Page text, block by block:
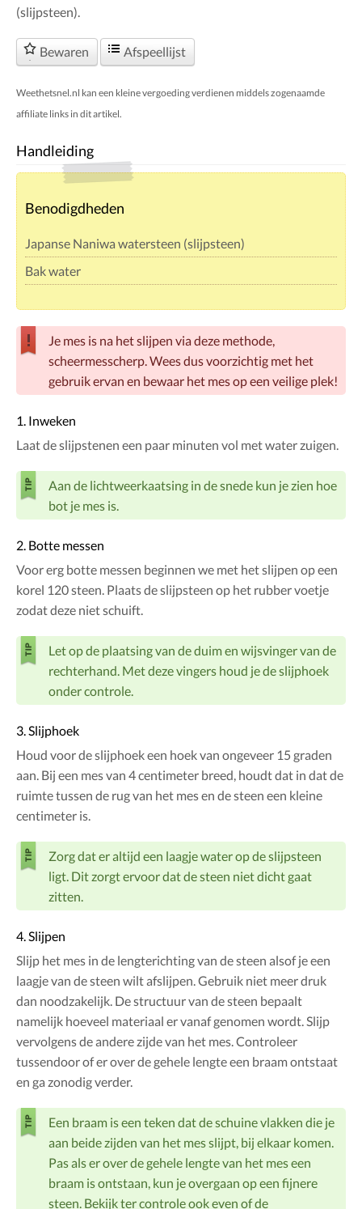
(slijpsteen).
Bewaren Afspeellijst
Weethetsnel.nl kan een kleine vergoeding verdienen middels zogenaamde
affiliate links in dit artikel.
Handleiding
Benodigdheden
Japanse Naniwa watersteen (slijpsteen)
Bak water
Je mes is na het slijpen via deze methode,
scheermesscherp. Wees dus voorzichtig met het
gebruik ervan en bewaar het mes op een veilige plek!
1. Inweken
Laat de slijpstenen een paar minuten vol met water zuigen.
Aan de lichtweerkaatsing in de snede kun je zien hoe
bot je mes is.
2. Botte messen
Voor erg botte messen beginnen we met het slijpen op een
korel 120 steen. Plaats de slijpsteen op het rubber voetje
zodat deze niet schuift.
Let op de plaatsing van de duim en wijsvinger van de
rechterhand. Met deze vingers houd je de slijphoek
onder controle.
3. Slijphoek
Houd voor de slijphoek een hoek van ongeveer 15 graden
aan. Bij een mes van 4 centimeter breed, houdt dat in dat de
ruimte tussen de rug van het mes en de steen een kleine
centimeter is.
Zorg dat er altijd een laagje water op de slijpsteen
ligt. Dit zorgt ervoor dat de steen niet dicht gaat
zitten.
4. Slijpen
Slijp het mes in de lengterichting van de steen alsof je een
laagje van de steen wilt afslijpen. Gebruik niet meer druk
dan noodzakelijk. De structuur van de steen bepaalt
namelijk hoeveel materiaal er vanaf genomen wordt. Slijp
vervolgens de andere zijde van het mes. Controleer
tussendoor of er over de gehele lengte een braam ontstaat
en ga zonodig verder.
Een braam is een teken dat de schuine vlakken die je
aan beide zijden van het mes slijpt, bij elkaar komen.
Pas als er over de gehele lengte van het mes een
braam is ontstaan, kun je overgaan op een fijnere
steen. Bekijk ter controle ook even of de